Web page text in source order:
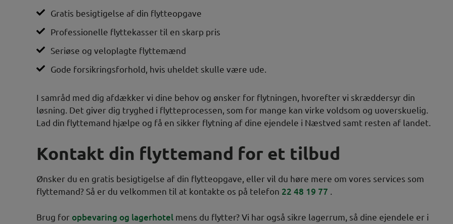
Gratis besigtigelse af din flytteopgave
Professionelle flyttekasser til en skarp pris
Seriøse og veloplagte flyttemænd
Gode forsikringsforhold, hvis uheldet skulle være ude.
I samråd med dig afdækker vi dine behov og ønsker for flytningen, hvorefter vi skræddersyr din
løsning. Det giver dig tryghed i flytteprocessen, som for mange kan virke voldsom og uoverskuelig.
Lad din flyttemand hjælpe og få en sikker flytning af dine ejendele i Næstved samt resten af landet.
Kontakt din flyttemand for et tilbud
Ønsker du en gratis besigtigelse af din flytteopgave, eller vil du høre mere om vores services som
flyttemand? Så er du velkommen til at kontakte os på telefon 22 48 19 77
Brug for opbevaring og lagerhotel mens du flytter? Vi har også sikre lagerrum, så dine ejendele er i